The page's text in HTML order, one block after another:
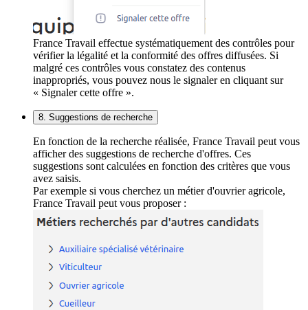
France Travail effectue systématiquement des contrôles pour
vérifier la légalité et la conformité des offres diffusées. Si
malgré ces contrôles vous constatez des contenus
inappropriés, vous pouvez nous le signaler en cliquant sur
« Signaler cette offre ».
8. Suggestions de recherche
En fonction de la recherche réalisée, France Travail peut vous
afficher des suggestions de recherche d'offres. Ces
suggestions sont calculées en fonction des critères que vous
avez saisis.
Par exemple si vous cherchez un métier d'ouvrier agricole,
France Travail peut vous proposer :